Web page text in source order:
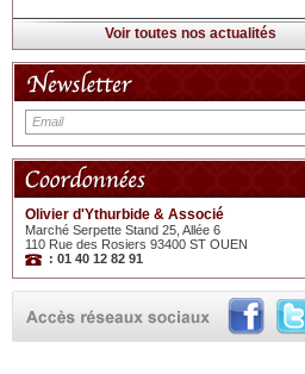
Voir toutes nos actualités
Olivier d'Ythurbide & Associé
Marché Serpette Stand 25, Allée 6
110 Rue des Rosiers 93400 ST OUEN
: 01 40 12 82 91